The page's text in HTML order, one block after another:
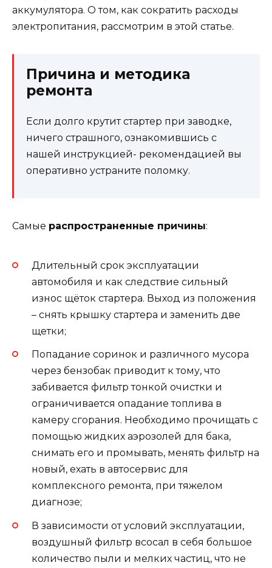
аккумулятора. О том, как сократить расходы
электропитания, рассмотрим в этой статье.
Причина и методика
ремонта
Если долго крутит стартер при заводке,
ничего страшного, ознакомившись с
нашей инструкцией- рекомендацией вы
оперативно устраните поломку.
Самые распространенные причины:
Длительный срок эксплуатации
автомобиля и как следствие сильный
износ щёток стартера. Выход из положения
– снять крышку стартера и заменить две
щетки;
Попадание соринок и различного мусора
через бензобак приводит к тому, что
забивается фильтр тонкой очистки и
ограничивается опадание топлива в
камеру сгорания. Необходимо прочищать с
помощью жидких аэрозолей для бака,
снимать его и промывать, менять фильтр на
новый, ехать в автосервис для
комплексного ремонта, при тяжелом
диагнозе;
В зависимости от условий эксплуатации,
воздушный фильтр всосал в себя большое
количество пыли и мелких частиц, что не